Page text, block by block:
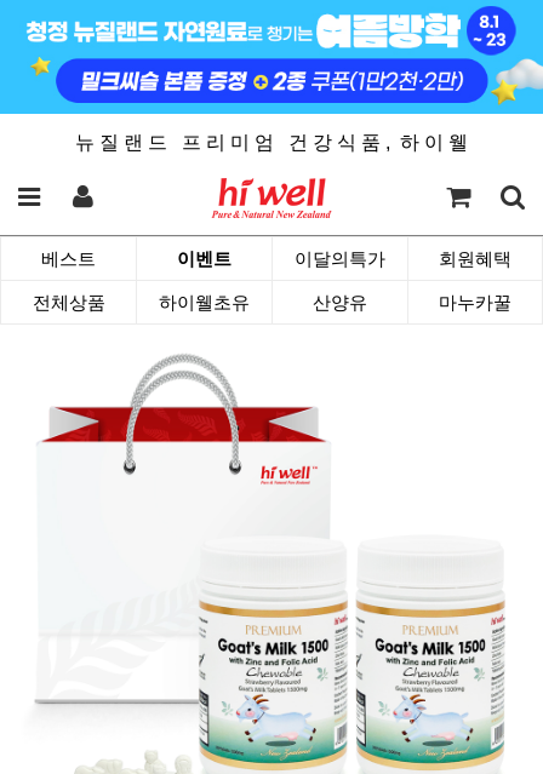
뉴 질 랜 드 프 리 미 엄 건 강 식 품 , 하 이 웰
베스트 이벤트 이달의특가 회원혜택
전체상품 하이웰초유 산양유 마누카꿀